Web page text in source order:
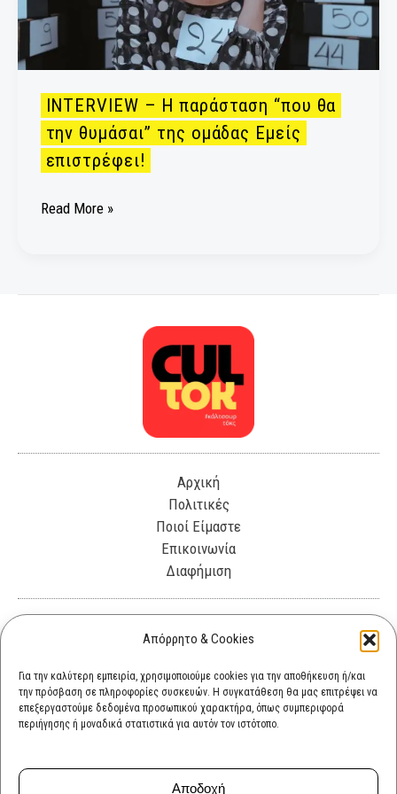
Απόρρητο & Cookies
Για την καλύτερη εμπειρία, χρησιμοποιούμε cookies για την αποθήκευση ή/και
την πρόσβαση σε πληροφορίες συσκευών. Η συγκατάθεση θα μας επιτρέψει να
επεξεργαστούμε δεδομένα προσωπικού χαρακτήρα, όπως συμπεριφορά
περιήγησης ή μοναδικά στατιστικά για αυτόν τον ιστότοπο.
Αποδοχή
INTERVIEW – Η παράσταση “που θα
την θυμάσαι” της ομάδας Εμείς
επιστρέφει!
της
ομάδας
Read More »
Αρχική
Πολιτικές
Ποιοί Είμαστε
Επικοινωνία
Διαφήμιση
Λεωφόρος Θησέως 330. Καλλιθέα, 17675
cultok.gr@gmail.com